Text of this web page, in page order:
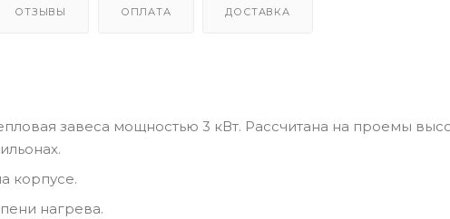
ОТЗЫВЫ ОПЛАТА ДОСТАВКА
завеса мощностью 3 кВт. Рассчитана на проемы
корпусе.
нагрева.